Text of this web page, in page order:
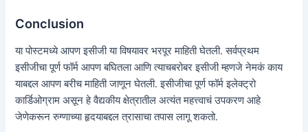
Conclusion
या पोस्टमध्ये आपण इसीजी या विषयावर भरपूर माहिती घेतली. सर्वप्रथम
इसीजीचा पूर्ण फॉर्म आपण बघितला आणि त्याचबरोबर इसीजी म्हणजे नेमकं काय
याबद्दल आपण बरीच माहिती जाणून घेतली. इसीजीचा पूर्ण फॉर्म इलेक्ट्रो
कार्डिओग्राम असून हे वैद्यकीय क्षेत्रातील अत्यंत महत्त्वाचं उपकरण आहे
जेणेकरून रुग्णाच्या हृदयाबद्दल त्रासाचा तपास लागू शकतो.